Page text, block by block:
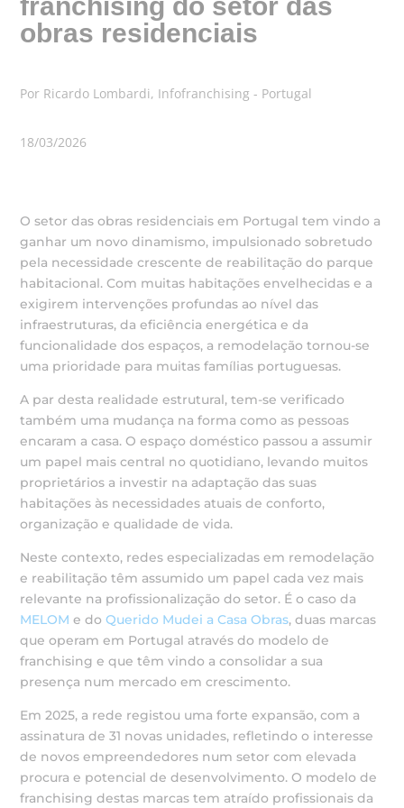
obras residenciais
Por Ricardo Lombardi, Infofranchising - Portugal
18/03/2026
O setor das obras residenciais em Portugal tem vindo a
ganhar um novo dinamismo, impulsionado sobretudo
pela necessidade crescente de reabilitação do parque
habitacional. Com muitas habitações envelhecidas e a
exigirem intervenções profundas ao nível das
infraestruturas, da eficiência energética e da
funcionalidade dos espaços, a remodelação tornou-se
uma prioridade para muitas famílias portuguesas.
A par desta realidade estrutural, tem-se verificado
também uma mudança na forma como as pessoas
encaram a casa. O espaço doméstico passou a assumir
um papel mais central no quotidiano, levando muitos
proprietários a investir na adaptação das suas
habitações às necessidades atuais de conforto,
organização e qualidade de vida.
Neste contexto, redes especializadas em remodelação
e reabilitação têm assumido um papel cada vez mais
relevante na profissionalização do setor. É o caso da
MELOM e doQuerido Mudei a Casa Obras, duas marcas
que operam em Portugal através do modelo de
franchising e que têm vindo a consolidar a sua
presença num mercado em crescimento.
Em 2025, a rede registou uma forte expansão, com a
assinatura de 31 novas unidades, refletindo o interesse
de novos empreendedores num setor com elevada
procura e potencial de desenvolvimento. O modelo de
franchising destas marcas tem atraído profissionais da